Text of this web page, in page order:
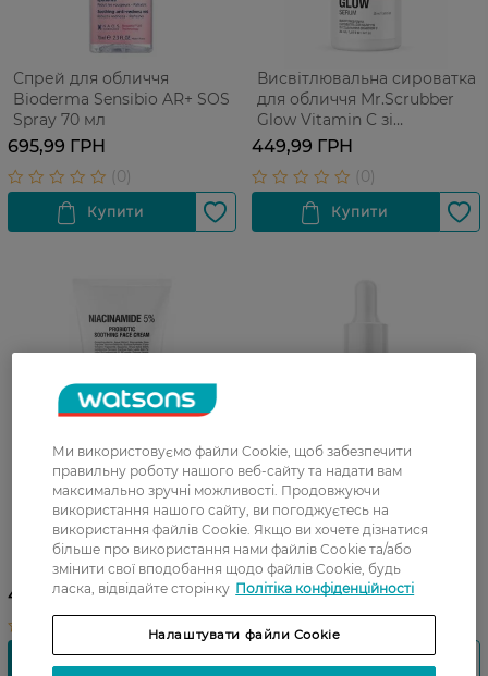
Спрей для обличчя
Bioderma Sensibio AR+ SOS
Spray 70 мл
695,99 ГРН
Висвітлювальна сироватка
для обличчя Mr.Scrubber
Glow Vitamin C зі
стабільним вітаміном С 30
449,99 ГРН
Заспокійливий крем для
обличчя Mr.Scrubber
Niacinamide 5% з
Ніацинамідом і
419,99 ГРН
Сироватка для обличчя
Mr.Scrubber Niacinamide 1%
заспокійлива 30 мл
389,99 ГРН
Ми використовуємо файли Cookie, щоб забезпечити
правильну роботу нашого веб-сайту та надати вам
максимально зручні можливості. Продовжуючи
використання нашого сайту, ви погоджуєтесь на
використання файлів Cookie. Якщо ви хочете дізнатися
більше про використання нами файлів Cookie та/або
змінити свої вподобання щодо файлів Cookie, будь
ласка, відвідайте сторінку Політіка конфіденційності
Налаштувати файли Cookie